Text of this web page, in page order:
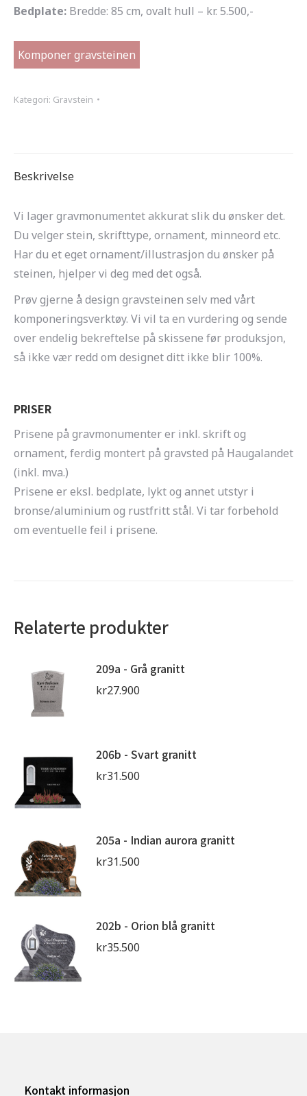
Bedplate: Bredde: 85 cm, ovalt hull – kr. 5.500,-
Komponer gravsteinen
Kategori: Gravstein
Beskrivelse
Vi lager gravmonumentet akkurat slik du ønsker det.
Du velger stein, skrifttype, ornament, minneord etc.
Har du et eget ornament/illustrasjon du ønsker på
steinen, hjelper vi deg med det også.
Prøv gjerne å design gravsteinen selv med vårt
komponeringsverktøy. Vi vil ta en vurdering og sende
over endelig bekreftelse på skissene før produksjon,
så ikke vær redd om designet ditt ikke blir 100%.
PRISER
Prisene på gravmonumenter er inkl. skrift og
ornament, ferdig montert på gravsted på Haugalandet
(inkl. mva.)
Prisene er eksl. bedplate, lykt og annet utstyr i
bronse/aluminium og rustfritt stål. Vi tar forbehold
om eventuelle feil i prisene.
Relaterte produkter
209a - Grå granitt
kr27.900
206b - Svart granitt
kr31.500
205a - Indian aurora granitt
kr31.500
202b - Orion blå granitt
kr35.500
Kontakt informasjon